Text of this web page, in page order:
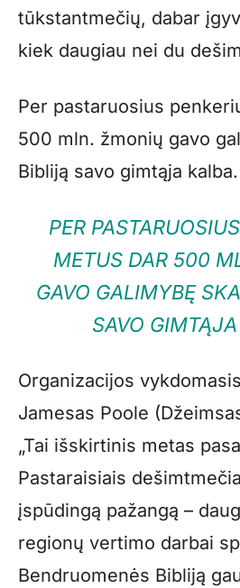
tūkstantmečių, dabar
kiek daugiau nei du
Per pastaruosius
500 mln. žmonių gavo
Bibliją savo gimtąja kalba.
PER
METUS DAR 500
GAVO GALIMYBĘ
SAVO
Organizacijos
Jamesas Poole
„Tai išskirtinis metas
Pastaraisiais
įspūdingą pažangą –
regionų vertimo darbai
Bendruomenės Bibliją